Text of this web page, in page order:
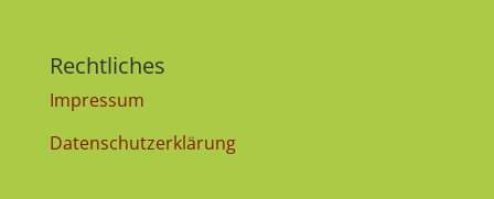
Rechtliches
Impressum
Datenschutzerklärung